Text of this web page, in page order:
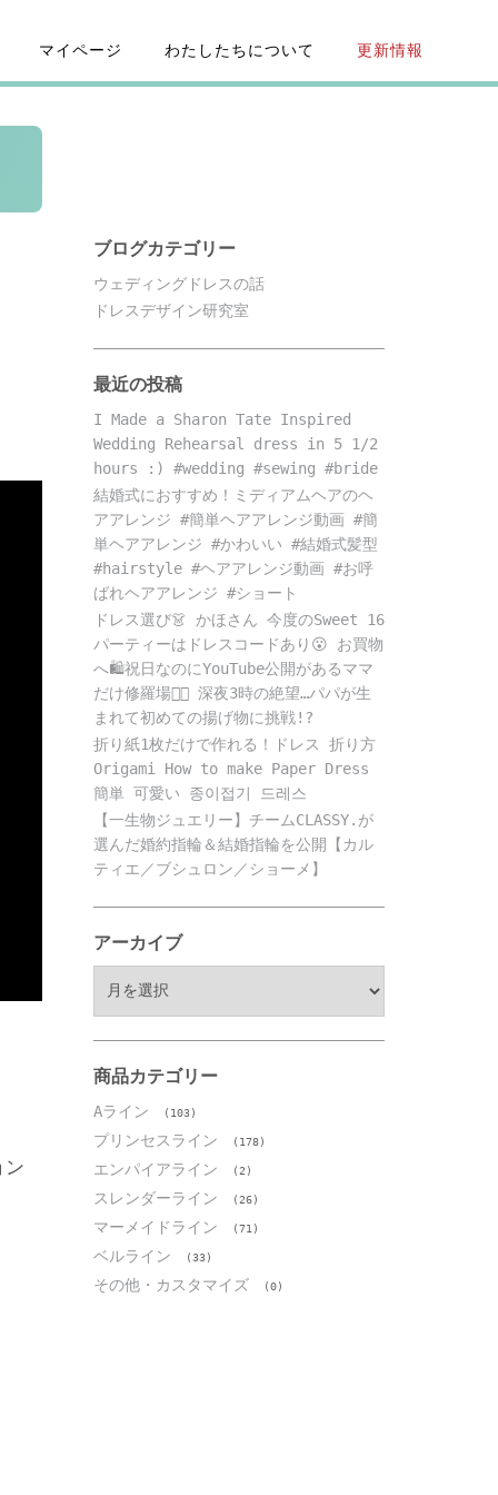
マイページ わたしたちについて 更新情報
ン
ブログカテゴリー
ウェディングドレスの話
ドレスデザイン研究室
最近の投稿
I Made a Sharon Tate Inspired
Wedding Rehearsal dress in 5 1/2
hours :) #wedding #sewing #bride
結婚式におすすめ！ミディアムヘアのヘ
アアレンジ #簡単ヘアアレンジ動画 #簡
単ヘアアレンジ #かわいい #結婚式髪型
#hairstyle #ヘアアレンジ動画 #お呼
ばれヘアアレンジ #ショート
ドレス選び👗 かほさん 今度のSweet 16
パーティーはドレスコードあり😮 お買物
へ🛍️祝日なのにYouTube公開があるママ
だけ修羅場😵‍💫 深夜3時の絶望…パパが生
まれて初めての揚げ物に挑戦!?
折り紙1枚だけで作れる！ドレス 折り方
Origami How to make Paper Dress
簡単 可愛い 종이접기 드레스
【一生物ジュエリー】チームCLASSY.が
選んだ婚約指輪＆結婚指輪を公開【カル
ティエ／ブシュロン／ショーメ】
アーカイブ
ブ
商品カテゴリー
Aライン (103)
プリンセスライン (178)
エンパイアライン (2)
スレンダーライン (26)
マーメイドライン (71)
ベルライン (33)
その他・カスタマイズ (0)